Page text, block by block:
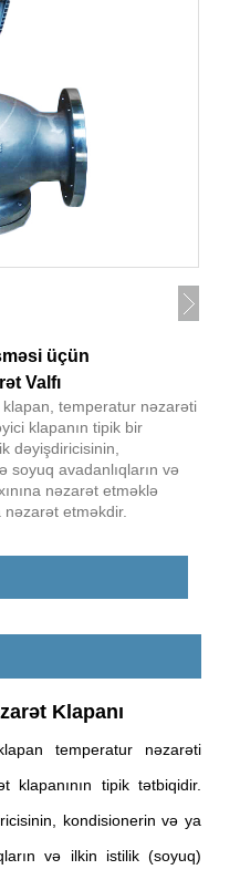
üçün
Valfı
temperatur nəzarəti
klapanın tipik bir
dəyişdiricisinin,
soyuq avadanlıqların və
nəzarət etməklə
nəzarət etməkdir.
Klapanı
temperatur nəzarəti
klapanının tipik tətbiqidir.
kondisionerin və ya
və ilkin istilik (soyuq)